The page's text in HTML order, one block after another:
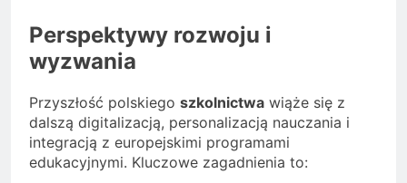
Perspektywy rozwoju i
wyzwania
Przyszłość polskiego szkolnictwa wiąże się z
dalszą digitalizacją, personalizacją nauczania i
integracją z europejskimi programami
edukacyjnymi. Kluczowe zagadnienia to: